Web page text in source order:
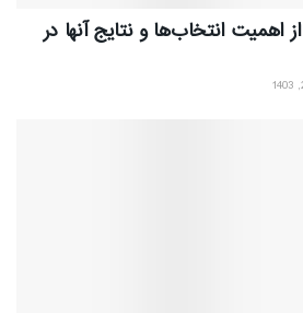
توسعه دهنده Avowed از اهمیت انتخاب‌ها و نتایج آنها در